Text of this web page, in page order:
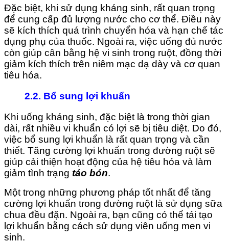
Đặc biệt, khi sử dụng kháng sinh, rất quan trọng
để cung cấp đủ lượng nước cho cơ thể. Điều này
sẽ kích thích quá trình chuyển hóa và hạn chế tác
dụng phụ của thuốc. Ngoài ra, việc uống đủ nước
còn giúp cân bằng hệ vi sinh trong ruột, đồng thời
giảm kích thích trên niêm mạc dạ dày và cơ quan
tiêu hóa.
2.2. Bổ sung lợi khuẩn
Khi uống kháng sinh, đặc biệt là trong thời gian
dài, rất nhiều vi khuẩn có lợi sẽ bị tiêu diệt. Do đó,
việc bổ sung lợi khuẩn là rất quan trọng và cần
thiết. Tăng cường lợi khuẩn trong đường ruột sẽ
giúp cải thiện hoạt động của hệ tiêu hóa và làm
giảm tình trạng táo bón.
Một trong những phương pháp tốt nhất để tăng
cường lợi khuẩn trong đường ruột là sử dụng sữa
chua đều đặn. Ngoài ra, bạn cũng có thể tái tạo
lợi khuẩn bằng cách sử dụng viên uống men vi
sinh.